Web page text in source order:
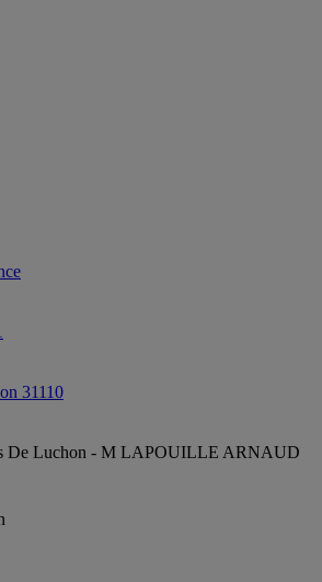
31110
De Luchon - M LAPOUILLE ARNAUD